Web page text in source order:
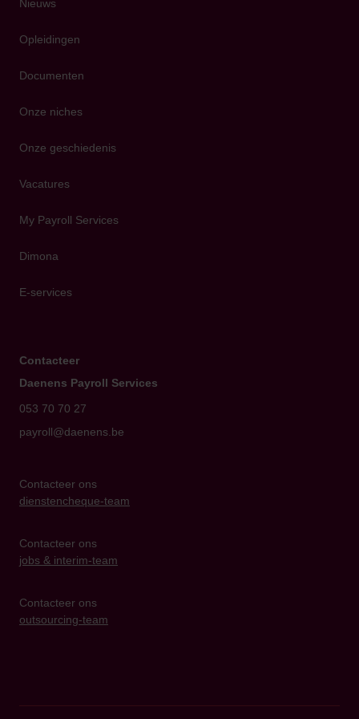
Nieuws
Opleidingen
Documenten
Onze niches
Onze geschiedenis
Vacatures
My Payroll Services
Dimona
E-services
Contacteer
Daenens Payroll Services
053 70 70 27
payroll@daenens.be
Contacteer ons
dienstencheque-team
Contacteer ons
jobs & interim-team
Contacteer ons
outsourcing-team